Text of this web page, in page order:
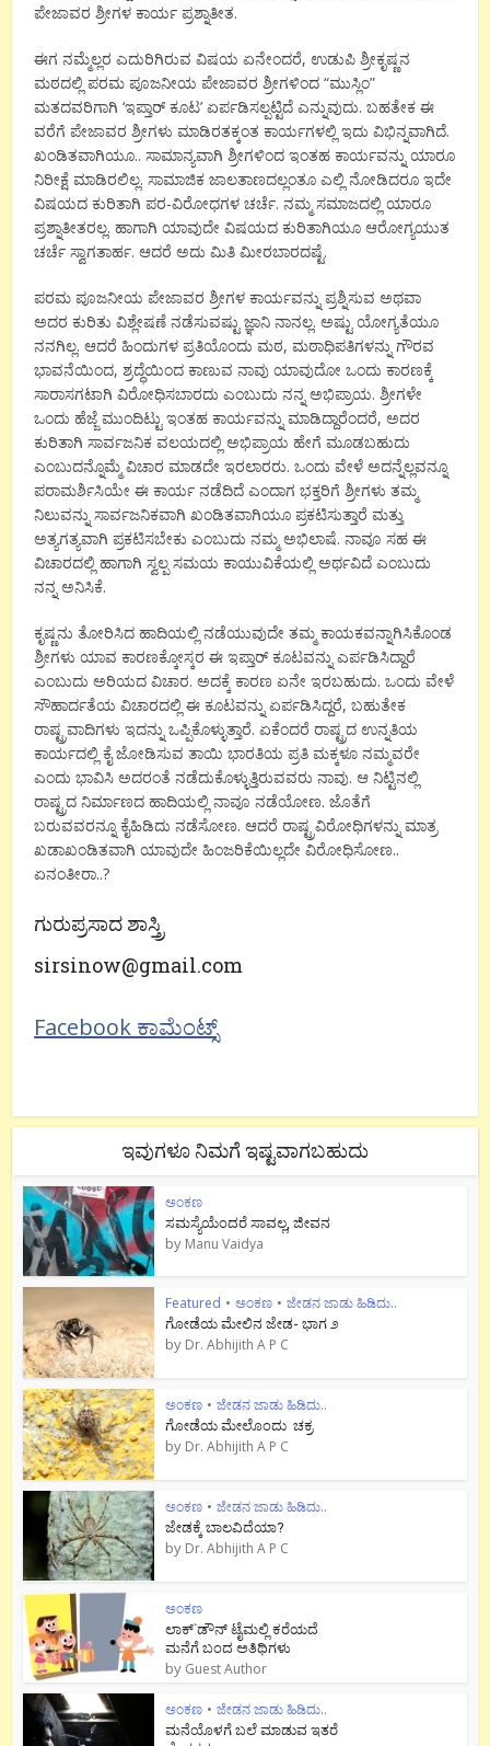
ಪೇಜಾವರ ಶ್ರೀಗಳ ಕಾರ್ಯ ಪ್ರಶ್ನಾತೀತ.
ಈಗ ನಮ್ಮೆಲ್ಲರ ಎದುರಿಗಿರುವ ವಿಷಯ ಏನೇಂದರೆ, ಉಡುಪಿ ಶ್ರೀಕೃಷ್ಣನ
ಮಠದಲ್ಲಿ ಪರಮ ಪೂಜನೀಯ ಪೇಜಾವರ ಶ್ರೀಗಳಿಂದ “ಮುಸ್ಲಿಂ”
ಮತದವರಿಗಾಗಿ ‘ಇಪ್ತಾರ್ ಕೂಟ’ ಏರ್ಪಡಿಸಲ್ಪಟ್ಟಿದೆ ಎನ್ನುವುದು. ಬಹತೇಕ ಈ
ವರೆಗೆ ಪೇಜಾವರ ಶ್ರೀಗಳು ಮಾಡಿರತಕ್ಕಂತ ಕಾರ್ಯಗಳಲ್ಲಿ ಇದು ವಿಭಿನ್ನವಾಗಿದೆ.
ಖಂಡಿತವಾಗಿಯೂ.. ಸಾಮಾನ್ಯವಾಗಿ ಶ್ರೀಗಳಿಂದ ಇಂತಹ ಕಾರ್ಯವನ್ನು ಯಾರೂ
ನಿರೀಕ್ಷೆ ಮಾಡಿರಲಿಲ್ಲ. ಸಾಮಾಜಿಕ ಜಾಲತಾಣದಲ್ಲಂತೂ ಎಲ್ಲಿ ನೋಡಿದರೂ ಇದೇ
ವಿಷಯದ ಕುರಿತಾಗಿ ಪರ-ವಿರೋಧಗಳ ಚರ್ಚೆ. ನಮ್ಮ ಸಮಾಜದಲ್ಲಿ ಯಾರೂ
ಪ್ರಶ್ನಾತೀತರಲ್ಲ. ಹಾಗಾಗಿ ಯಾವುದೇ ವಿಷಯದ ಕುರಿತಾಗಿಯೂ ಆರೋಗ್ಯಯುತ
ಚರ್ಚೆ ಸ್ವಾಗತಾರ್ಹ. ಆದರೆ ಅದು ಮಿತಿ ಮೀರಬಾರದಷ್ಟೆ.
ಪರಮ ಪೂಜನೀಯ ಪೇಜಾವರ ಶ್ರೀಗಳ ಕಾರ್ಯವನ್ನು ಪ್ರಶ್ನಿಸುವ ಅಥವಾ
ಅದರ ಕುರಿತು ವಿಶ್ಲೇಷಣೆ ನಡೆಸುವಷ್ಟು ಜ್ಞಾನಿ ನಾನಲ್ಲ. ಅಷ್ಟು ಯೋಗ್ಯತೆಯೂ
ನನಗಿಲ್ಲ. ಆದರೆ ಹಿಂದುಗಳ ಪ್ರತಿಯೊಂದು ಮಠ, ಮಠಾಧಿಪತಿಗಳನ್ನು ಗೌರವ
ಭಾವನೆಯಿಂದ, ಶ್ರದ್ಧೆಯಿಂದ ಕಾಣುವ ನಾವು ಯಾವುದೋ ಒಂದು ಕಾರಣಕ್ಕೆ
ಸಾರಾಸಗಟಾಗಿ ವಿರೋಧಿಸಬಾರದು ಎಂಬುದು ನನ್ನ ಅಭಿಪ್ರಾಯ. ಶ್ರೀಗಳೇ
ಒಂದು ಹೆಜ್ಜೆ ಮುಂದಿಟ್ಟು ಇಂತಹ ಕಾರ್ಯವನ್ನು ಮಾಡಿದ್ದಾರೆಂದರೆ, ಅದರ
ಕುರಿತಾಗಿ ಸಾರ್ವಜನಿಕ ವಲಯದಲ್ಲಿ ಅಭಿಪ್ರಾಯ ಹೇಗೆ ಮೂಡಬಹುದು
ಎಂಬುದನ್ನೊಮ್ಮೆ ವಿಚಾರ ಮಾಡದೇ ಇರಲಾರರು. ಒಂದು ವೇಳೆ ಅದನ್ನೆಲ್ಲವನ್ನೂ
ಪರಾಮರ್ಶಿಸಿಯೇ ಈ ಕಾರ್ಯ ನಡೆದಿದೆ ಎಂದಾಗ ಭಕ್ತರಿಗೆ ಶ್ರೀಗಳು ತಮ್ಮ
ನಿಲುವನ್ನು ಸಾರ್ವಜನಿಕವಾಗಿ ಖಂಡಿತವಾಗಿಯೂ ಪ್ರಕಟಿಸುತ್ತಾರೆ ಮತ್ತು
ಅತ್ಯಗತ್ಯವಾಗಿ ಪ್ರಕಟಿಸಬೇಕು ಎಂಬುದು ನಮ್ಮ ಅಭಿಲಾಷೆ. ನಾವೂ ಸಹ ಈ
ವಿಚಾರದಲ್ಲಿ ಹಾಗಾಗಿ ಸ್ವಲ್ಪ ಸಮಯ ಕಾಯುವಿಕೆಯಲ್ಲಿ ಅರ್ಥವಿದೆ ಎಂಬುದು
ನನ್ನ ಅನಿಸಿಕೆ.
ಕೃಷ್ಣನು ತೋರಿಸಿದ ಹಾದಿಯಲ್ಲಿ ನಡೆಯುವುದೇ ತಮ್ಮ ಕಾಯಕವನ್ನಾಗಿಸಿಕೊಂಡ
ಶ್ರೀಗಳು ಯಾವ ಕಾರಣಕ್ಕೋಸ್ಕರ ಈ ಇಪ್ತಾರ್ ಕೂಟವನ್ನು ಎರ್ಪಡಿಸಿದ್ದಾರೆ
ಎಂಬುದು ಅರಿಯದ ವಿಚಾರ. ಅದಕ್ಕೆ ಕಾರಣ ಏನೇ ಇರಬಹುದು. ಒಂದು ವೇಳೆ
ಸೌಹಾರ್ದತೆಯ ವಿಚಾರದಲ್ಲಿ ಈ ಕೂಟವನ್ನು ಏರ್ಪಡಿಸಿದ್ದರೆ, ಬಹುತೇಕ
ರಾಷ್ಟ್ರವಾದಿಗಳು ಇದನ್ನು ಒಪ್ಪಿಕೊಳ್ಳುತ್ತಾರೆ. ಏಕೆಂದರೆ ರಾಷ್ಟ್ರದ ಉನ್ನತಿಯ
ಕಾರ್ಯದಲ್ಲಿ ಕೈ ಜೋಡಿಸುವ ತಾಯಿ ಭಾರತಿಯ ಪ್ರತಿ ಮಕ್ಕಳೂ ನಮ್ಮವರೇ
ಎಂದು ಭಾವಿಸಿ ಅದರಂತೆ ನಡೆದುಕೊಳ್ಳುತ್ತಿರುವವರು ನಾವು. ಆ ನಿಟ್ಟಿನಲ್ಲಿ
ರಾಷ್ಟ್ರದ ನಿರ್ಮಾಣದ ಹಾದಿಯಲ್ಲಿ ನಾವೂ ನಡೆಯೋಣ. ಜೊತೆಗೆ
ಬರುವವರನ್ನೂ ಕೈಹಿಡಿದು ನಡೆಸೋಣ. ಆದರೆ ರಾಷ್ಟ್ರವಿರೋಧಿಗಳನ್ನು ಮಾತ್ರ
ಖಡಾಖಂಡಿತವಾಗಿ ಯಾವುದೇ ಹಿಂಜರಿಕೆಯಿಲ್ಲದೇ ವಿರೋಧಿಸೋಣ..
ಏನಂತೀರಾ..?
ಗುರುಪ್ರಸಾದ ಶಾಸ್ತ್ರಿ
sirsinow@gmail.com
Facebook ಕಾಮೆಂಟ್ಸ್
ಇವುಗಳೂ ನಿಮಗೆ ಇಷ್ಟವಾಗಬಹುದು
ಅಂಕಣ
ಸಮಸ್ಯೆಯೆಂದರೆ ಸಾವಲ್ಲ, ಜೀವನ
by Manu Vaidya
Featured • ಅಂಕಣ • ಜೇಡನ ಜಾಡು ಹಿಡಿದು..
ಗೋಡೆಯ ಮೇಲಿನ ಜೇಡ- ಭಾಗ ೨
by Dr. Abhijith A P C
ಅಂಕಣ • ಜೇಡನ ಜಾಡು ಹಿಡಿದು..
ಗೋಡೆಯ ಮೇಲೊಂದು ಚಕ್ರ
by Dr. Abhijith A P C
ಅಂಕಣ • ಜೇಡನ ಜಾಡು ಹಿಡಿದು..
ಜೇಡಕ್ಕೆ ಬಾಲವಿದೆಯಾ?
by Dr. Abhijith A P C
ಅಂಕಣ
ಲಾಕ್`ಡೌನ್ ಟೈಮಲ್ಲಿ ಕರೆಯದೆ
ಮನೆಗೆ ಬಂದ ಅತಿಥಿಗಳು
by Guest Author
ಅಂಕಣ • ಜೇಡನ ಜಾಡು ಹಿಡಿದು..
ಮನೆಯೊಳಗೆ ಬಲೆ ಮಾಡುವ ಇತರೆ